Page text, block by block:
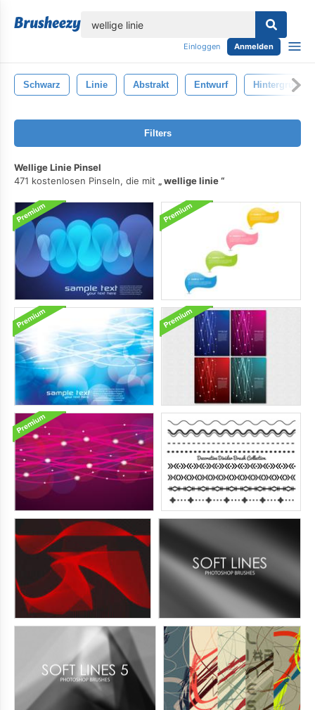
Einloggen Anmelden
Schwarz Linie Abstrakt Entwurf Hintergrund
Filters
Wellige Linie Pinsel
471 kostenlosen Pinseln, die mit
wellige linie